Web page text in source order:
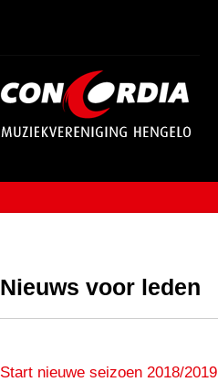
Nieuws voor leden
Start nieuwe seizoen 2018/2019